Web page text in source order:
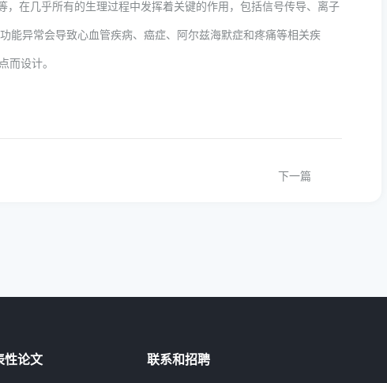
，在几乎所有的生理过程中发挥着关键的作用，包括信号传导、离子
能异常会导致心血管疾病、癌症、阿尔兹海默症和疼痛等相关疾
而设计。
下一篇
性论文 联系和招聘